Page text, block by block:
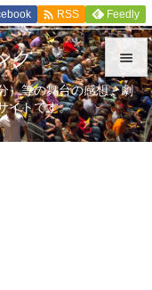


メニュ

 RSS Feedly
ク
）等の舞台の感想、劇
イトです。